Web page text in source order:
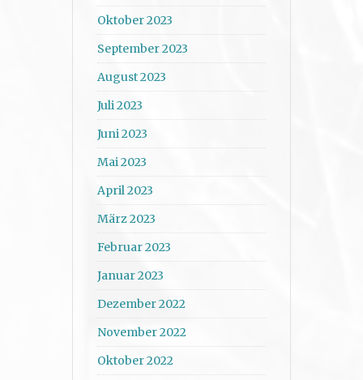
Oktober 2023
September 2023
August 2023
Juli 2023
Juni 2023
Mai 2023
April 2023
März 2023
Februar 2023
Januar 2023
Dezember 2022
November 2022
Oktober 2022